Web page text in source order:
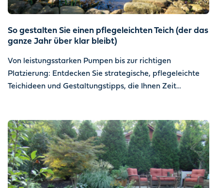
So gestalten Sie einen pflegeleichten Teich (der das
ganze Jahr über klar bleibt)
Von leistungsstarken Pumpen bis zur richtigen
Platzierung: Entdecken Sie strategische, pflegeleichte
Teichideen und Gestaltungstipps, die Ihnen Zeit